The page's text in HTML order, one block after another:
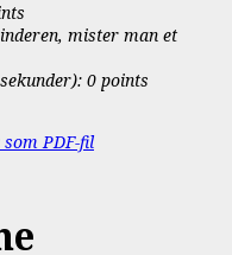
mister man et
0 points
PDF-fil